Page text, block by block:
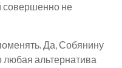
совершенно не
Да, Собянину
любая альтернатива